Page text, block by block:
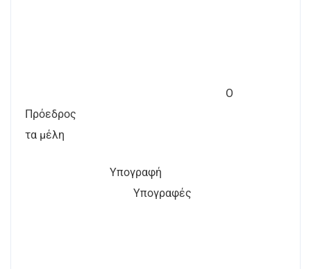
Ο
Πρόεδρος
τα μέλη
Υπογραφή
Υπογραφές